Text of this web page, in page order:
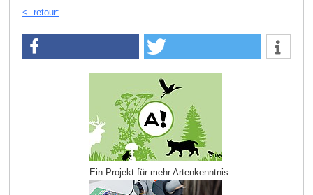
Ein Projekt für mehr Artenkenntnis
<- retour: